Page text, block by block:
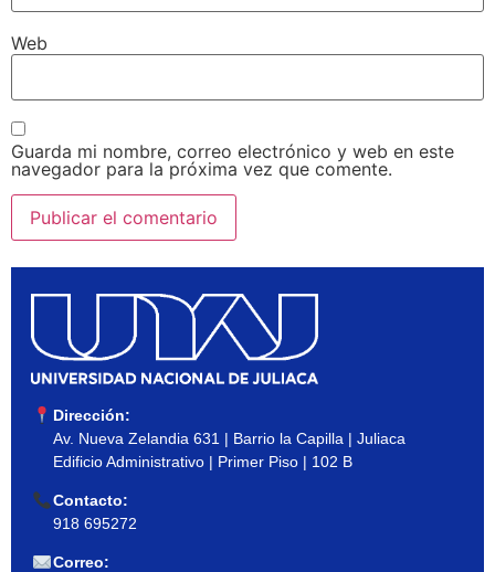
Web
Guarda mi nombre, correo electrónico y web en este
navegador para la próxima vez que comente.
Dirección:
Av. Nueva Zelandia 631 | Barrio la Capilla | Juliaca
Edificio Administrativo | Primer Piso | 102 B
Contacto:
918 695272
Correo: